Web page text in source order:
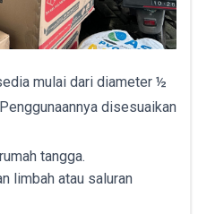
mulai dari diameter ½
disesuaikan
tangga.
limbah atau saluran